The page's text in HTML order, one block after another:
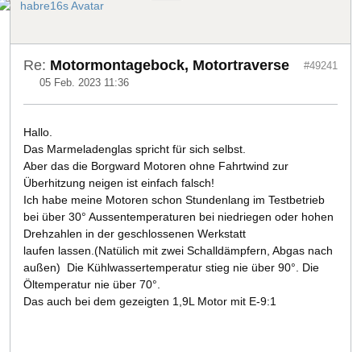
Re: Motormontagebock, Motortraverse
05 Feb. 2023 11:36
#49241
Hallo.
Das Marmeladenglas spricht für sich selbst.
Aber das die Borgward Motoren ohne Fahrtwind zur
Überhitzung neigen ist einfach falsch!
Ich habe meine Motoren schon Stundenlang im Testbetrieb
bei über 30° Aussentemperaturen bei niedriegen oder hohen
Drehzahlen in der geschlossenen Werkstatt
laufen lassen.(Natülich mit zwei Schalldämpfern, Abgas nach
außen) Die Kühlwassertemperatur stieg nie über 90°. Die
Öltemperatur nie über 70°.
Das auch bei dem gezeigten 1,9L Motor mit E-9:1